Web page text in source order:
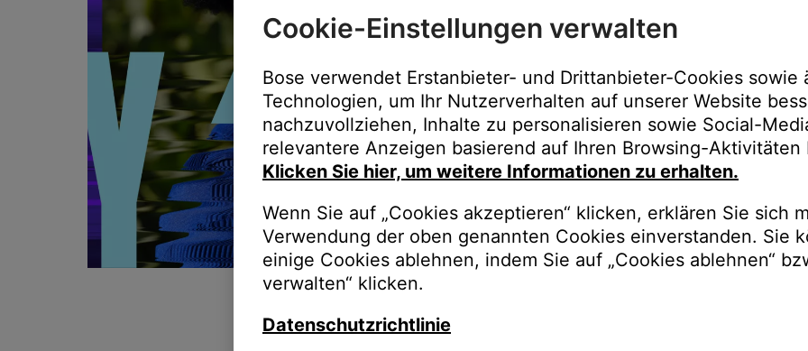
Immer der
Upgrades,
Bestellungen
Cookie-Einstellungen verwalten
Bose verwendet Erstanbieter- und Drittanbieter-Cookies sowie
Technologien, um Ihr Nutzerverhalten auf unserer Website
nachzuvollziehen, Inhalte zu personalisieren sowie Social-
relevantere Anzeigen basierend auf Ihren Browsing-Aktivitäten
Klicken Sie hier, um weitere Informationen zu erhalten.
Wenn Sie auf „Cookies akzeptieren“ klicken, erklären Sie sich
Verwendung der oben genannten Cookies einverstanden. Sie
einige Cookies ablehnen, indem Sie auf „Cookies ablehnen“
verwalten“ klicken.
Datenschutzrichtlinie